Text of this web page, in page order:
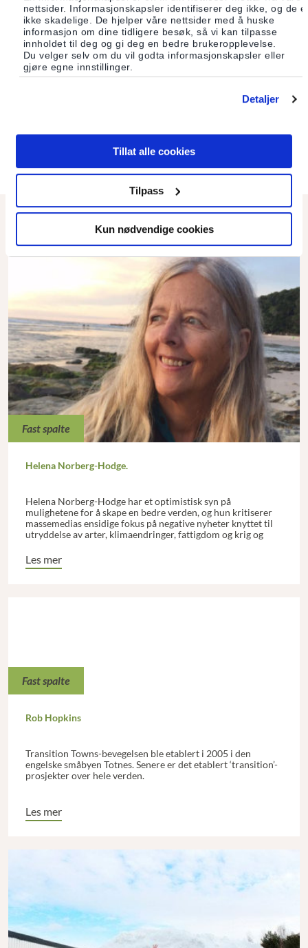
nettsider. Informasjonskapsler identifiserer deg ikke, og de
ikke skadelige. De hjelper våre nettsider med å huske
informasjon om dine tidligere besøk, så vi kan tilpasse
innholdet til deg og gi deg en bedre brukeropplevelse.
Du velger selv om du vil godta informasjonskapsler eller
gjøre egne innstillinger.
Detaljer
Tillat alle cookies
Tilpass
Kun nødvendige cookies
reise på omstillingskurs i England.
Omstilling Sagene vil gjerne hjelpe andre som ønsker å starte
en omstillingsgruppe i sitt lokalmiljø og kan også komme på
besøk og holde foredrag, hvis det er i nærheten av Oslo.
Aktiviteter og kurs på Sagene er åpne for alle, men det beste er
omstillingsagene@gmail.com.
Les også
Fast spalte
Helena Norberg-Hodge.
Helena Norberg-Hodge har et optimistisk syn på
mulighetene for å skape en bedre verden, og hun kritiserer
massemedias ensidige fokus på negative nyheter knyttet til
utryddelse av arter, klimaendringer, fattigdom og krig og
Les mer
Fast spalte
Rob Hopkins
Transition Towns-bevegelsen ble etablert i 2005 i den
engelske småbyen Totnes. Senere er det etablert ‘transition’-
prosjekter over hele verden.
Les mer